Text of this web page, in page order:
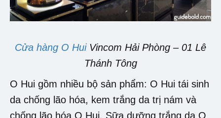
Cửa hàng O HuiVincom Hải Phòng – 01 Lê
Thánh Tông
O Hui gồm nhiều bộ sản phẩm: O Hui tái sinh
da chống lão hóa, kem trắng da trị nám và
chống lão hóa O Hui, Sữa dưỡng trắng da O